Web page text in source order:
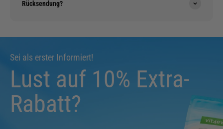
Rücksendung?
Sei als erster Informiert!
Lust auf 10% Extra-
Rabatt?